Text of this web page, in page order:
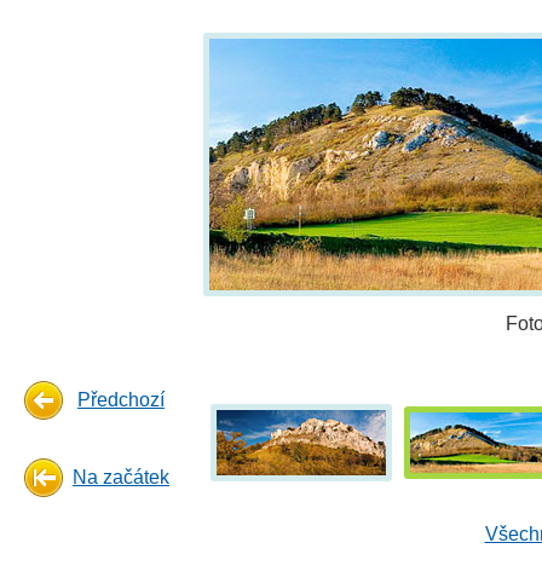
Předchozí
Na začátek